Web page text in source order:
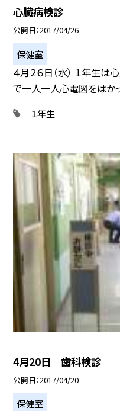
心臓病検診
公開日 2017/04/26
保健室
４月２６日（水） １年生
で一人一人心電図をはか
１年生
4月20日 歯科検診
公開日 2017/04/20
保健室